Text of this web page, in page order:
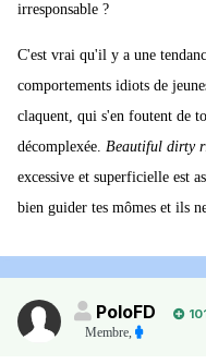
irresponsable ?
C'est vrai qu'il y a une
comportements idiots de
claquent, qui s'en foutent de
décomplexée. Beautiful dirty
excessive et superficielle est
bien guider tes mômes et ils
PoloFD
Membre,